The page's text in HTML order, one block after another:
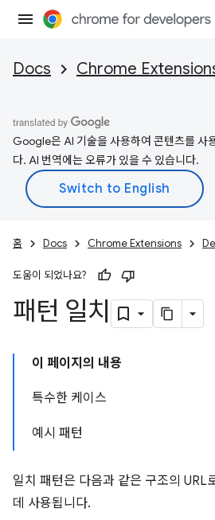
Docs Chrome
Google은 AI 기술을 사용하여 콘텐츠를 사
다. AI 번역에는 오류가 있을 수 있습니다.
홈 Docs Chrome Extensions
도움이 되었나요?
패턴 일치
이 페이지의 내용
특수한 케이스
예시 패턴
일치 패턴은 다음과 같은 구조의 URL
데 사용됩니다.